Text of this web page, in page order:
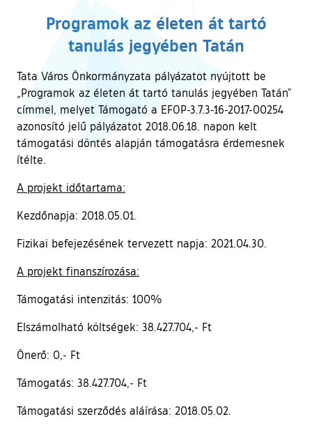
Programok az életen át tartó
tanulás jegyében Tatán
Tata Város Önkormányzata pályázatot nyújtott be
„Programok az életen át tartó tanulás jegyében Tatán”
címmel, melyet Támogató a EFOP-3.7.3-16-2017-00254
azonosító jelű pályázatot 2018.06.18. napon kelt
támogatási döntés alapján támogatásra érdemesnek
ítélte.
A projekt időtartama:
Kezdőnapja: 2018.05.01.
Fizikai befejezésének tervezett napja: 2021.04.30.
A projekt finanszírozása:
Támogatási intenzitás: 100%
Elszámolható költségek: 38.427.704,- Ft
Önerő: 0,- Ft
Támogatás: 38.427.704,- Ft
Támogatási szerződés aláírása: 2018.05.02.